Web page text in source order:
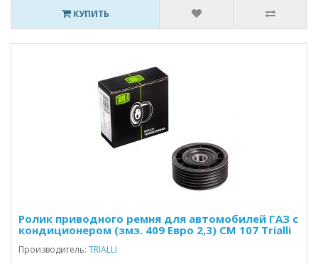
КУПИТЬ
Ролик приводного ремня для автомобилей ГАЗ с
кондиционером (змз. 409 Евро 2,3) CM 107 Trialli
Производитель: TRIALLI